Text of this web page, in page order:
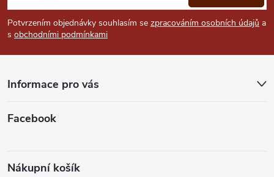
p
a
Potvrzením objednávky souhlasím se zpracováním osobních údajů a
s obchodními podmínkami
Informace pro vás
Facebook
Nákupní košík